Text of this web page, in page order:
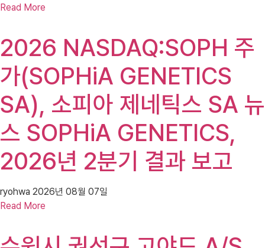
Read More
2026 NASDAQ:SOPH 주
가(SOPHiA GENETICS
SA), 소피아 제네틱스 SA 뉴
스 SOPHiA GENETICS,
2026년 2분기 결과 보고
ryohwa 2026년 08월 07일
Read More